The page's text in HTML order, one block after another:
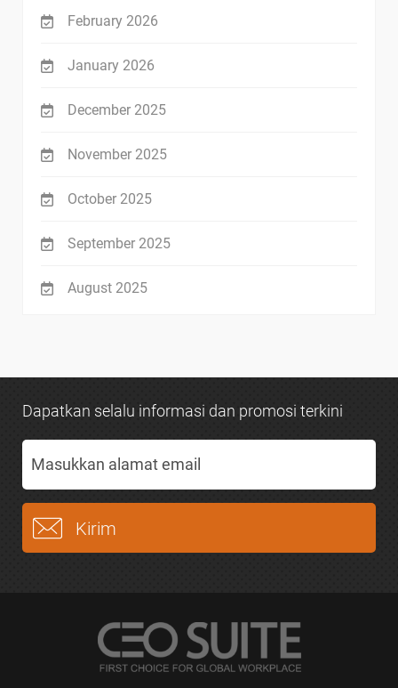
February 2026
January 2026
December 2025
November 2025
October 2025
September 2025
August 2025
Dapatkan selalu informasi dan promosi terkini